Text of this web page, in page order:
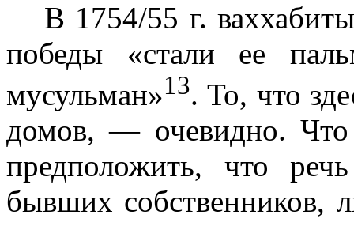
В 1754/55 г.
победы «стали ее
мусульман»13. То, что
домов, — очевидно.
предположить, что
бывших собственников,